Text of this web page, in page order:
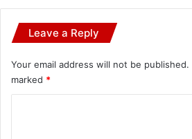
Leave a Reply
Your email address will not be published.
marked *